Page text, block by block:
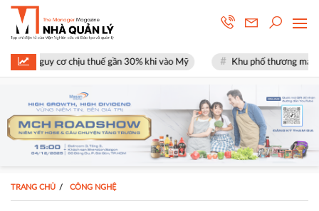
thuế gần 30% khi vào Mỹ Khu phố thương mại SOHO tại The
TRANG CHỦ CÔNG NGHỆ